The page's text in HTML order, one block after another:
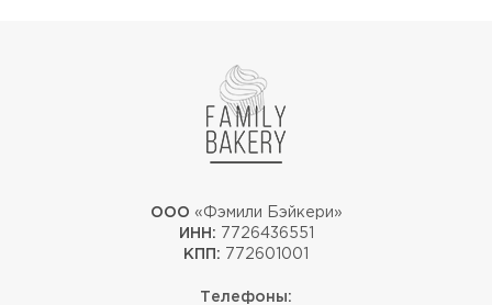
ООО «Фэмили Бэйкери»
ИНН: 7726436551
КПП: 772601001
Телефоны: